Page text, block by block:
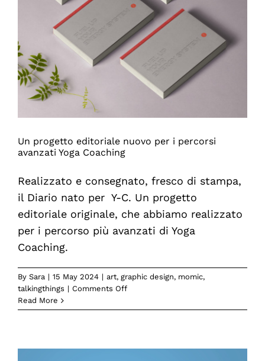
tutta
linea
prodotti
Un progetto editoriale nuovo per i percorsi
avanzati Yoga Coaching
Realizzato e consegnato, fresco di stampa,
il Diario nato per Y-C. Un progetto
editoriale originale, che abbiamo realizzato
per i percorso più avanzati di Yoga
Coaching.
By Sara | 15 May 2024 | art, graphic design, momic,
talkingthings | Comments Offon
progetto
per
Read More